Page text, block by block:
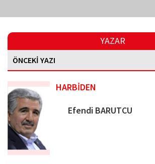
YAZAR
ÖNCEKİ YAZI
HARBİDEN
Efendi BARUTCU